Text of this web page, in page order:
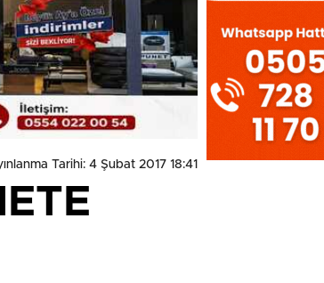
Tarihi: 4 Şubat 2017 18:41